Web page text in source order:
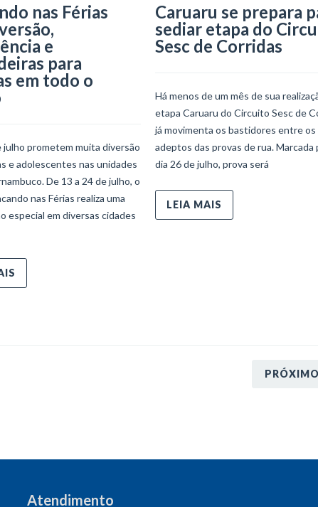
nas Férias
e
para
em todo o
julho prometem muita diversão
e adolescentes nas unidades
De 13 a 24 de julho, o
nas Férias realiza uma
especial em diversas cidades
Caruaru se prepara
sediar etapa do
Sesc de Corridas
Há menos de um mês de sua
etapa Caruaru do Circuito Sesc de
já movimenta os bastidores entre os
adeptos das provas de rua. Marcada
dia 26 de julho, prova será
LEIA MAIS
PRÓXIMO
Atendimento